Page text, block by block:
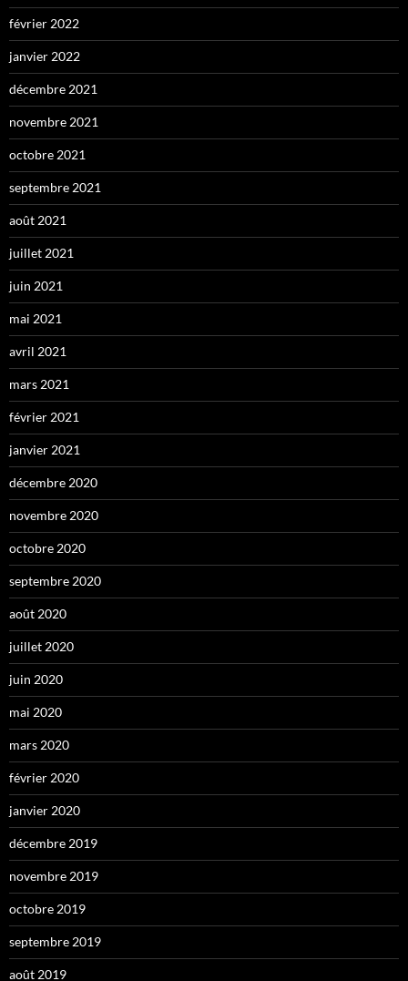
février 2022
janvier 2022
décembre 2021
novembre 2021
octobre 2021
septembre 2021
août 2021
juillet 2021
juin 2021
mai 2021
avril 2021
mars 2021
février 2021
janvier 2021
décembre 2020
novembre 2020
octobre 2020
septembre 2020
août 2020
juillet 2020
juin 2020
mai 2020
mars 2020
février 2020
janvier 2020
décembre 2019
novembre 2019
octobre 2019
septembre 2019
août 2019